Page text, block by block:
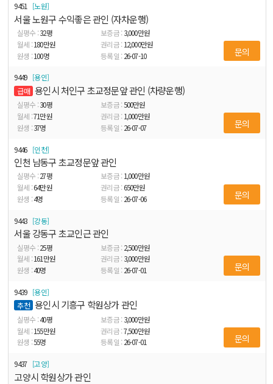
9451 노원
서울 노원구 수익좋은 관인 (자차운행)
32평 3,000만원
180만원 12,000만원
100명 26-07-10 문의
9449
용인
급매 용인시 처인구 초교정문앞 관인 (차량운행)
30평 500만원
71만원 1,000만원
37명 26-07-07 문의
9446 인천
인천 남동구 초교정문앞 관인
27평 1,000만원
64만원 650만원
4명 26-07-06 문의
9443 강동
서울 강동구 초교인근 관인
25평 2,500만원
161만원 3,000만원
40명 26-07-01 문의
9439
용인
추천 용인시 기흥구 학원상가 관인
40평 3,000만원
155만원 7,500만원
55명 26-07-01 문의
9437 고양
고양시 학원상가 관인